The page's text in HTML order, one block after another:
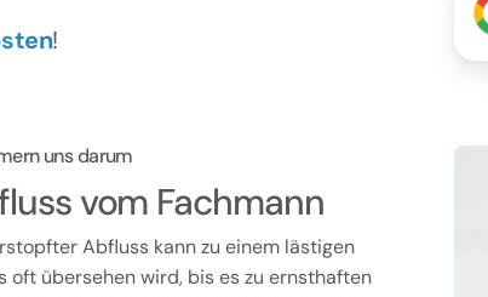
!
uns darum
vom Fachmann
Abfluss kann zu einem lästigen
oft übersehen wird, bis es zu ernsthaften